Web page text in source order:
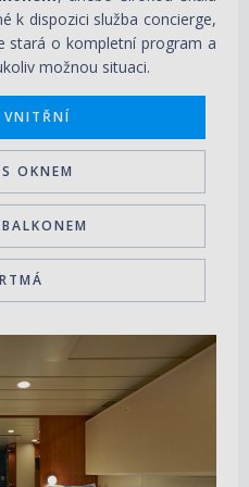
k dispozici služba concierge,
stará o kompletní program a
možnou situaci.
VNITŘNÍ
OKNEM